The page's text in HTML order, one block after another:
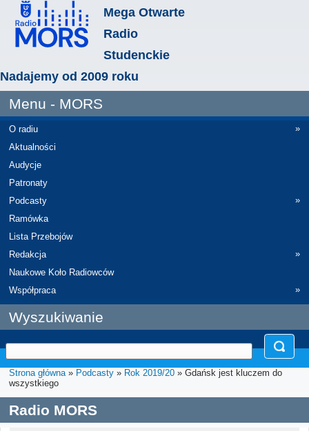
Mega Otwarte
Radio
Studenckie
Nadajemy od 2009 roku
Menu - MORS
O radiu
»
Aktualności
Audycje
Patronaty
Podcasty
»
Ramówka
Lista Przebojów
Redakcja
»
Naukowe Koło Radiowców
Współpraca
»
Wyszukiwanie
Strona główna» Podcasty » Rok 2019/20 » Gdańsk jest kluczem do
wszystkiego
Radio MORS